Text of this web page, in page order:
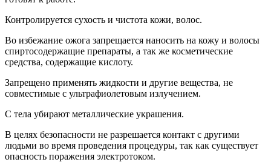
Контролируется сухость и чистота кожи, волос.
Во избежание ожога запрещается наносить на кожу и волосы
спиртосодержащие препараты, а так же косметические
средства, содержащие кислоту.
Запрещено применять жидкости и другие вещества, не
совместимые с ультрафиолетовым излучением.
С тела убирают металлические украшения.
В целях безопасности не разрешается контакт с другими
людьми во время проведения процедуры, так как существует
опасность поражения электротоком.